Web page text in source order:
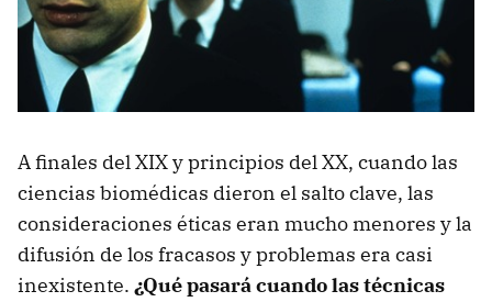
A finales del XIX y principios del XX, cuando las
ciencias biomédicas dieron el salto clave, las
consideraciones éticas eran mucho menores y la
difusión de los fracasos y problemas era casi
inexistente. ¿Qué pasará cuando las técnicas